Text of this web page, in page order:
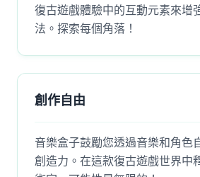
復古遊戲體驗中的互動元素來增
法。探索每個角落！
創作自由
音樂盒子鼓勵您透過音樂和角色
創造力。在這款復古遊戲世界中